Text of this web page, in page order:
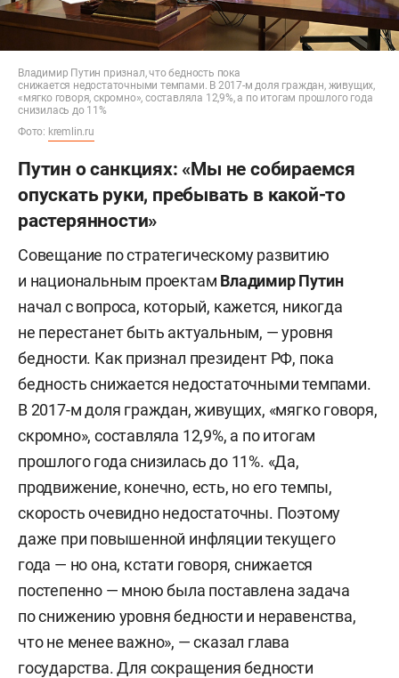
Владимир Путин признал, что бедность пока
снижается недостаточными темпами. В 2017-м доля граждан, живущих,
«мягко говоря, скромно», составляла 12,9%, а по итогам прошлого года
снизилась до 11%
Фото: kremlin.ru
Путин о санкциях: «Мы не собираемся
опускать руки, пребывать в какой-то
растерянности»
Совещание по стратегическому развитию
и национальным проектам Владимир Путин
начал с вопроса, который, кажется, никогда
не перестанет быть актуальным, — уровня
бедности. Как признал президент РФ, пока
бедность снижается недостаточными темпами.
В 2017-м доля граждан, живущих, «мягко говоря,
скромно», составляла 12,9%, а по итогам
прошлого года снизилась до 11%. «Да,
продвижение, конечно, есть, но его темпы,
скорость очевидно недостаточны. Поэтому
даже при повышенной инфляции текущего
года — но она, кстати говоря, снижается
постепенно — мною была поставлена задача
по снижению уровня бедности и неравенства,
что не менее важно», — сказал глава
государства. Для сокращения бедности